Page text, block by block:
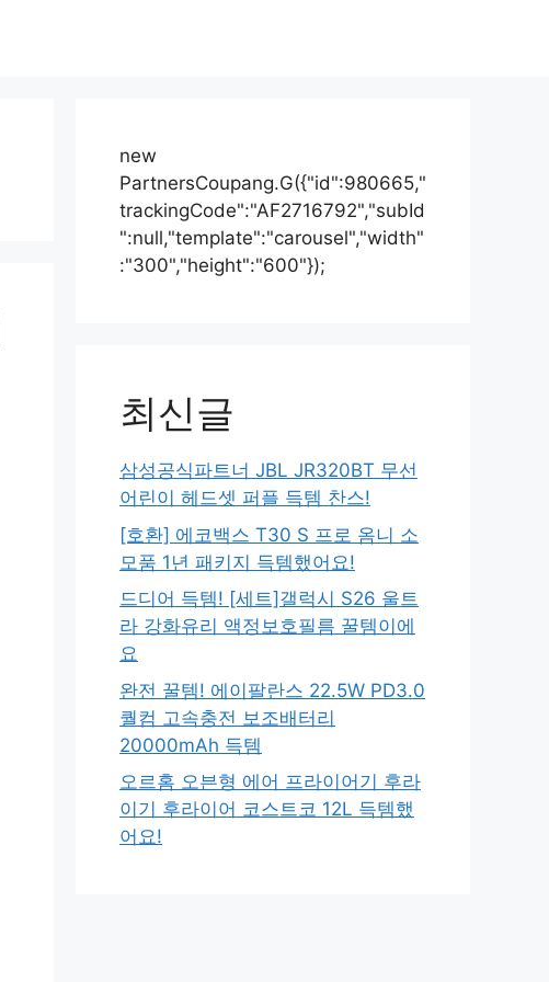
new
PartnersCoupang.G({"id":980665,"
trackingCode":"AF2716792","subId
":null,"template":"carousel","width"
:"300","height":"600"});
최신글
삼성공식파트너 JBL JR320BT 무선
어린이 헤드셋 퍼플 득템 찬스!
[호환] 에코백스 T30 S 프로 옴니 소
모품 1년 패키지 득템했어요!
드디어 득템! [세트]갤럭시 S26 울트
라 강화유리 액정보호필름 꿀템이에
요
완전 꿀템! 에이팔란스 22.5W PD3.0
퀄컴 고속충전 보조배터리
20000mAh 득템
오르홈 오븐형 에어 프라이어기 후라
이기 후라이어 코스트코 12L 득템했
어요!